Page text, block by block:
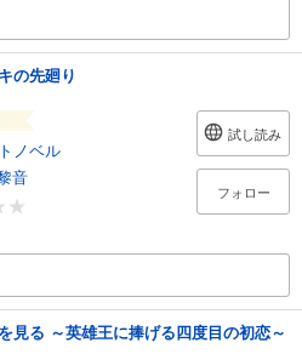
の先廻り
ノベル
音
試し読み
フォロー
見る ～英雄王に捧げる四度目の初恋～